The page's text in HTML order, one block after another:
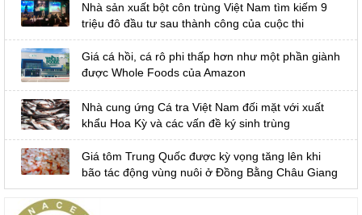
Nhà sản xuất bột côn trùng Việt Nam tìm kiếm 9
triệu đô đầu tư sau thành công của cuộc thi
Giá cá hồi, cá rô phi thấp hơn như một phần giành
được Whole Foods của Amazon
Nhà cung ứng Cá tra Việt Nam đối mặt với xuất
khẩu Hoa Kỳ và các vấn đề ký sinh trùng
Giá tôm Trung Quốc được kỳ vọng tăng lên khi
bão tác động vùng nuôi ở Đồng Bằng Châu Giang